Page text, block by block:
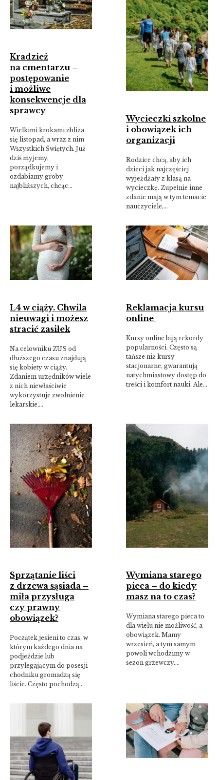
Kradzież
na cmentarzu –
postępowanie
i możliwe
konsekwencje dla
sprawcy
Wielkimi krokami zbliża
się listopad, a wraz z nim
Wszystkich Świętych. Już
dziś myjemy,
porządkujemy i
ozdabiamy groby
najbliższych, chcąc…
Wycieczki szkolne
i obowiązek ich
organizacji
Rodzice chcą, aby ich
dzieci jak najczęściej
wyjeżdżały z klasą na
wycieczkę. Zupełnie inne
zdanie mają w tym temacie
nauczyciele,…
L4 w ciąży. Chwila
nieuwagi i możesz
stracić zasiłek
Na celowniku ZUS od
dłuższego czasu znajdują
się kobiety w ciąży.
Zdaniem urzędników wiele
z nich niewłaściwie
wykorzystuje zwolnienie
lekarskie,…
Reklamacja kursu
online
Kursy online biją rekordy
popularności. Często są
tańsze niż kursy
stacjonarne, gwarantują
natychmiastowy dostęp do
treści i komfort nauki. Ale…
Sprzątanie liści
z drzewa sąsiada –
miła przysługa
czy prawny
obowiązek?
Początek jesieni to czas, w
którym każdego dnia na
podjeździe lub
przylegającym do posesji
chodniku gromadzą się
liście. Często pochodzą…
Wymiana starego
pieca – do kiedy
masz na to czas?
Wymiana starego pieca to
dla wielu nie możliwość, a
obowiązek. Mamy
wrzesień, a tym samym
powoli wchodzimy w
sezon grzewczy.…